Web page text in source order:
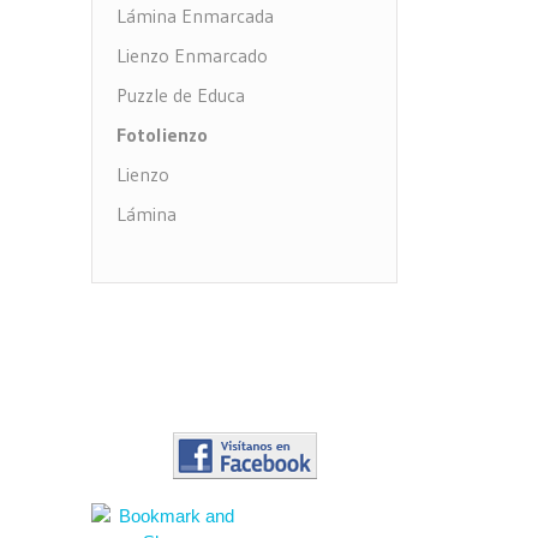
Lámina Enmarcada
Lienzo Enmarcado
Puzzle de Educa
Fotolienzo
Lienzo
Lámina